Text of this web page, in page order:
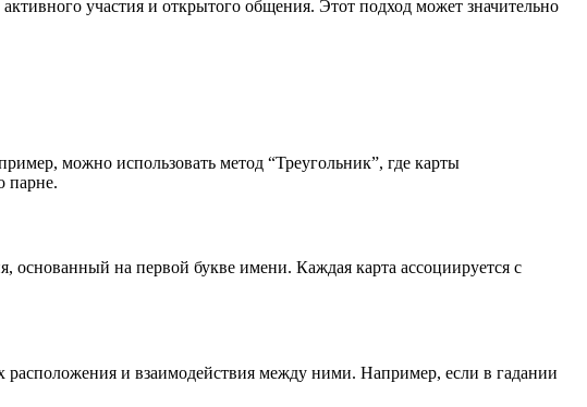
участия и открытого общения. Этот подход может значительно
можно использовать метод “Треугольник”, где карты
парне.
основанный на первой букве имени. Каждая карта ассоциируется с
расположения и взаимодействия между ними. Например, если в гадании